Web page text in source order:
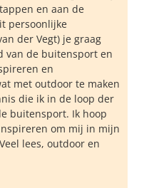
en aan de
persoonlijke
der Vegt) je graag
van de buitensport en
en
met outdoor te maken
die ik in de loop der
buitensport. Ik hoop
om mij in mijn
lees, outdoor en